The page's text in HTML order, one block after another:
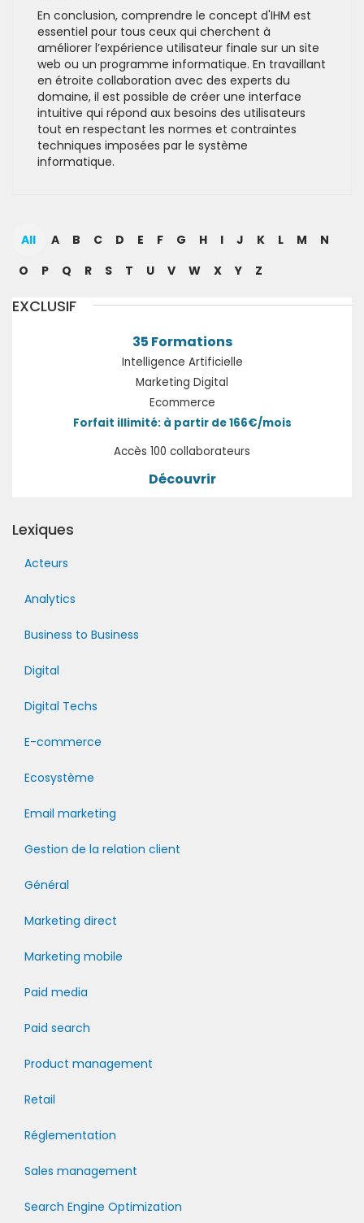
En conclusion, comprendre le concept d'IHM est
essentiel pour tous ceux qui cherchent à
améliorer l’expérience utilisateur finale sur un site
web ou un programme informatique. En travaillant
en étroite collaboration avec des experts du
domaine, il est possible de créer une interface
intuitive qui répond aux besoins des utilisateurs
tout en respectant les normes et contraintes
techniques imposées par le système
informatique.
All A B C D E F G H I J K L M
N
O
P Q R S T U V W X Y Z
EXCLUSIF
35 Formations
Intelligence Artificielle
Marketing Digital
Ecommerce
Forfait illimité: à partir de 166€/mois
Accès 100 collaborateurs
Découvrir
Lexiques
Acteurs
Analytics
Business to Business
Digital
Digital Techs
E-commerce
Ecosystème
Email marketing
Gestion de la relation client
Général
Marketing direct
Marketing mobile
Paid media
Paid search
Product management
Retail
Réglementation
Sales management
Search Engine Optimization